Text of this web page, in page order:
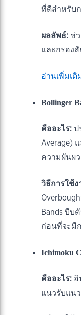
ที่ดีสำหรับ
ผลลัพธ์: ช่
และกรอง
อ่านเพิ่มเติ
Bollinger
คืออะไร: ป
Average)
ความผันผ
วิธีการใช้ง
Bands บีบ
ก่อนที่จะมี
Ichimoku
คืออะไร: อิ
แนวรับแน